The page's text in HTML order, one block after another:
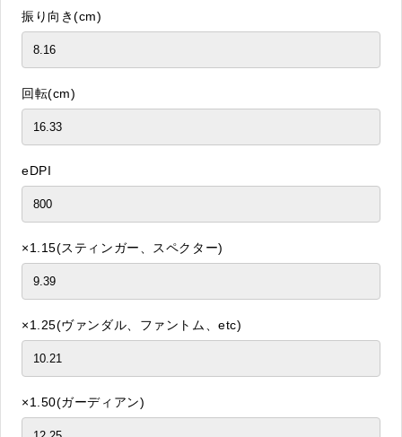
振り向き(cm)
回転(cm)
eDPI
×1.15(スティンガー、スペクター)
×1.25(ヴァンダル、ファントム、etc)
×1.50(ガーディアン)